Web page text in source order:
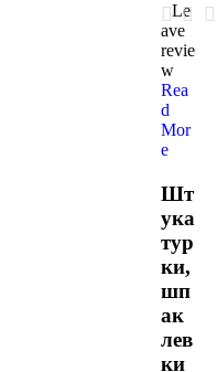
Le
ave
revie
w
Rea
d
Mor
e
Шт
ука
тур
ки,
шп
ак
лев
ки